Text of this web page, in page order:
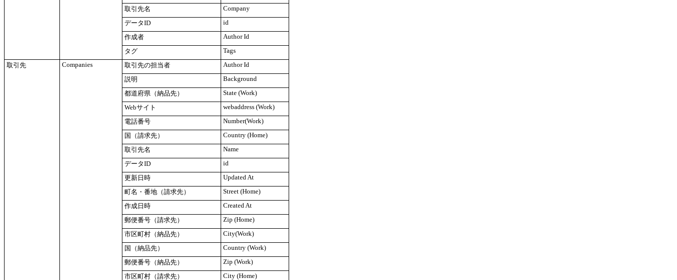
取引先名
Company
データID
id
作成者
Author Id
タグ
Tags
取引先
Companies 取引先の担当者
Author Id
説明
Background
都道府県（納品先）
State (Work)
Webサイト
webaddress (Work)
電話番号
Number(Work)
国（請求先）
Country (Home)
取引先名
Name
データID
id
更新日時
Updated At
町名・番地（請求先）
Street (Home)
作成日時
Created At
郵便番号（請求先）
Zip (Home)
市区町村（納品先）
City(Work)
国（納品先）
Country (Work)
郵便番号（納品先）
Zip (Work)
市区町村（請求先）
City (Home)